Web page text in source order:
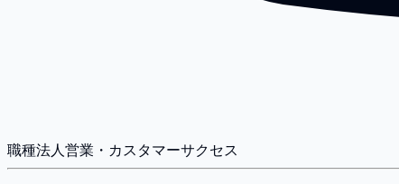
職種法人営業・カスタマーサクセス